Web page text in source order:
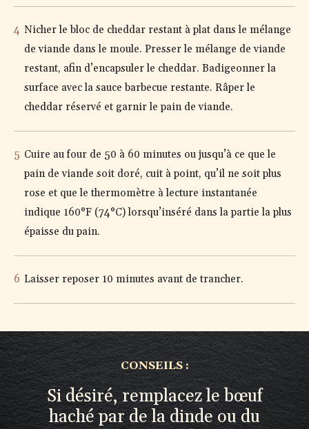
Nicher le bloc de cheddar restant à plat dans le mélange
de viande dans le moule. Presser le mélange de viande
restant, afin d’encapsuler le cheddar. Badigeonner la
surface avec la sauce barbecue restante. Râper le
cheddar réservé et garnir le pain de viande.
Cuire au four de 50 à 60 minutes ou jusqu’à ce que le
pain de viande soit doré, cuit à point, qu’il ne soit plus
rose et que le thermomètre à lecture instantanée
indique 160°F (74°C) lorsqu’inséré dans la partie la plus
épaisse du pain.
Laisser reposer 10 minutes avant de trancher.
CONSEILS :
Si désiré, remplacez le bœuf
haché par de la dinde ou du